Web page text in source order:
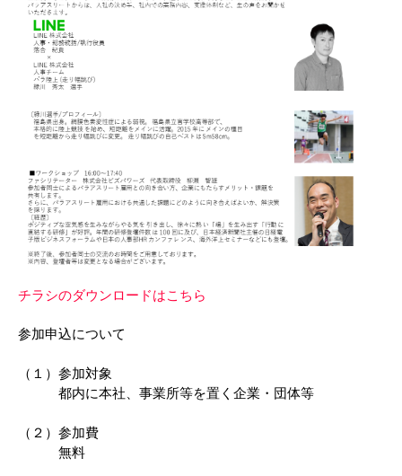
チラシのダウンロードはこちら
参加申込について
（１）参加対象
都内に本社、事業所等を置く企業・団体等
（２）参加費
無料